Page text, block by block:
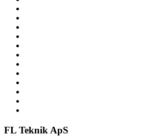
FL Teknik ApS